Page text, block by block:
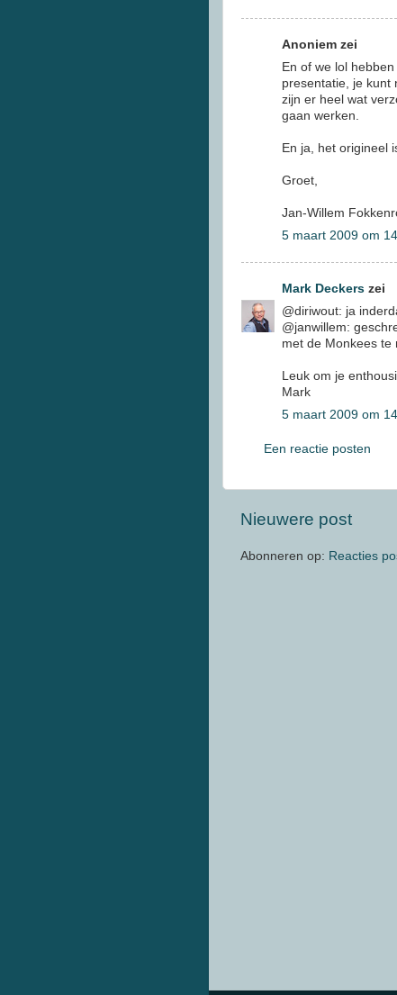
Anoniem zei
En of we lol
presentatie, je kunt
zijn er heel wat
gaan werken.
En ja, het origineel
Groet,
Jan-Willem
5 maart 2009 om
Mark Deckers zei
@diriwout: ja
@janwillem:
met de Monkees te
Leuk om je
Mark
5 maart 2009 om
Een reactie posten
Nieuwere post
Abonneren op: Reacties